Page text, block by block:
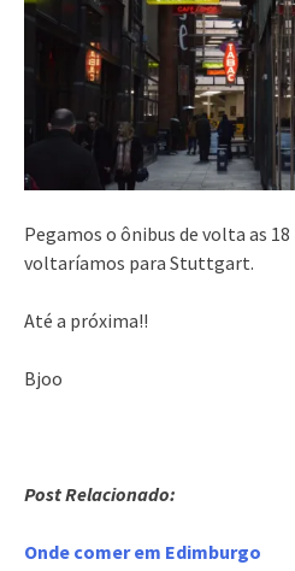
Pegamos o ônibus de volta as
voltaríamos para Stuttgart.
Até a próxima!!
Bjoo
Post Relacionado:
Onde comer em Edimburgo